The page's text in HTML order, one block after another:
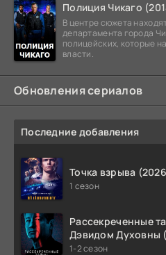
Полиция Чикаго
В центре сюжета
департамента города
полицейских, которые
власти.
Обновления сериалов
Последние добавления
Точка взрыва
1 сезон
Рассекреченные
Дэвидом Духовны
1-2 сезон